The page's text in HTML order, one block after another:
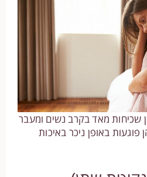
שכיחות מאד בקרב נשים ומעבר
פוגעות באופן ניכר באיכות